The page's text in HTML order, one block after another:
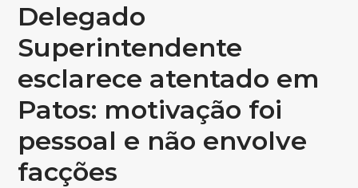
Delegado
Superintendente
esclarece atentado em
Patos: motivação foi
pessoal e não envolve
facções